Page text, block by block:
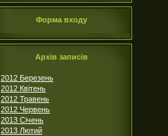
Форма входу
Архів записів
2012 Березень
2012 Квітень
2012 Травень
2012 Червень
2013 Січень
2013 Лютий